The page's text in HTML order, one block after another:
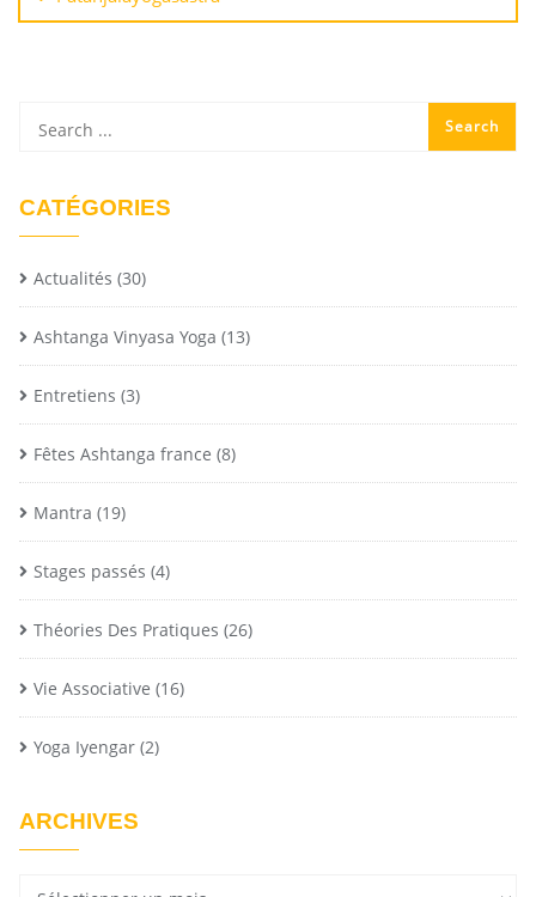
CATÉGORIES
Actualités (30)
Ashtanga Vinyasa Yoga (13)
Entretiens (3)
Fêtes Ashtanga france (8)
Mantra (19)
Stages passés (4)
Théories Des Pratiques (26)
Vie Associative (16)
Yoga Iyengar (2)
ARCHIVES